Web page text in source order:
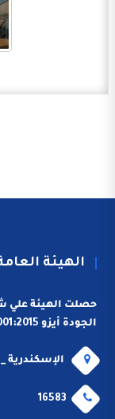
الهيئة
حصلت الهيئة علي
الجودة أيزو 9001:2015
الإسكندرية
16583